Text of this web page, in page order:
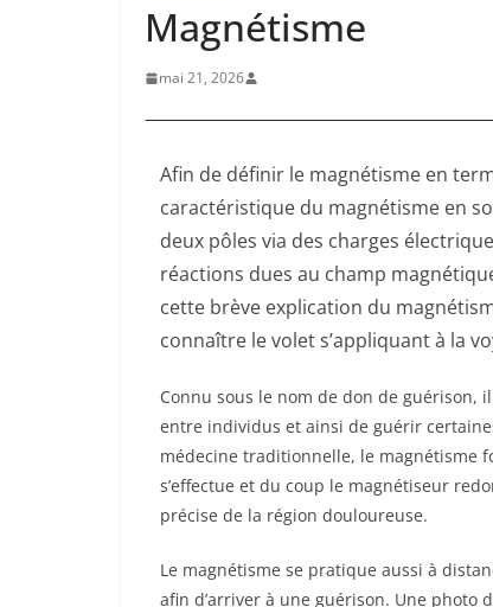
Magnétisme
mai 21, 2026
Afin de définir le magnétisme en
caractéristique du magnétisme en
deux pôles via des charges
réactions dues au champ
cette brève explication du
connaître le volet s’appliquant à la
Connu sous le nom de don de
entre individus et ainsi de guérir
médecine traditionnelle, le magnétisme
s’effectue et du coup le magnétiseur
précise de la région douloureuse.
Le magnétisme se pratique aussi à
afin d’arriver à une guérison. Une photo